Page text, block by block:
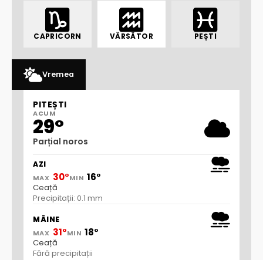
CAPRICORN VĂRSĂTOR PEȘTI
Vremea
PITEȘTI
ACUM
29°
Parțial noros
AZI
MAX 30°MIN 16°
Ceață
Precipitații: 0.1 mm
MÂINE
MAX 31°MIN 18°
Ceață
Fără precipitații